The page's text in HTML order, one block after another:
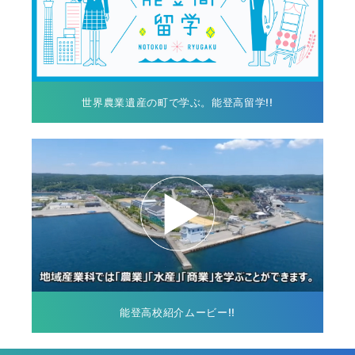
世界農業遺産の町で学ぶ。能登高留学!!
能登高校紹介ムービー!!